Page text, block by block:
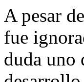
A pesar
fue
duda uno